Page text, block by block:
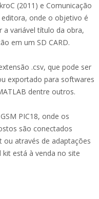
(2011) e Comunicação
onde o objetivo é
a variável título da obra,
em um SD CARD.
.csv, que pode ser
exportado para softwares
dentre outros.
PIC18, onde os
são conectados
ou através de adaptações
está à venda no site